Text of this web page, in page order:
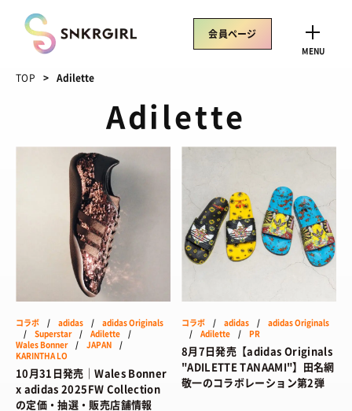
content
CLOSE
トレンドワード
サイズ感 骨格タイプ別
サンダル
ASICS
New Balance
TOP
/ スニーカートップ
BRANDS
COLORS/ カラーで探す
会員ページ
MENU
TOP Adilette
Adilette
コラボ / adidas / adidas Originals
/ Superstar/ Adilette /
Wales Bonner/ JAPAN /
KARINTHA LO
10月31日発売｜Wales Bonner
x adidas 2025FW Collection
の定価・抽選・販売店舗情報
コラボ / adidas / adidas Originals
/ Adilette / PR
8月7日発売【adidas Originals
"ADILETTE TANAAMI"】田名網
敬一のコラボレーション第2弾